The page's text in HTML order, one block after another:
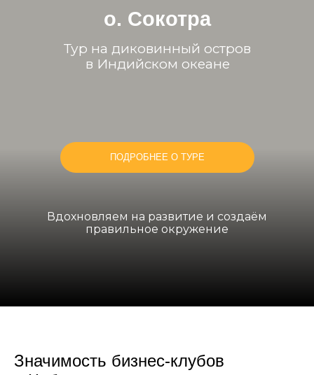
о. Сокотра
Тур на диковинный остров
в Индийском океане
Вдохновляем на развитие и создаём
правильное окружение
ПОДРОБНЕЕ О ТУРЕ
Значимость бизнес-клубов